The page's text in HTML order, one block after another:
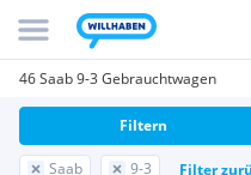
46 Saab 9-3 Gebrauchtwagen
Saab 9-3 Filter
Filtern